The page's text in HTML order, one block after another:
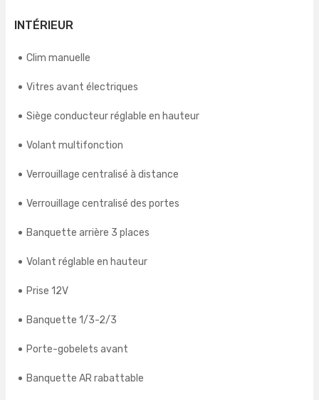
INTÉRIEUR
Clim manuelle
Vitres avant électriques
Siège conducteur réglable en hauteur
Volant multifonction
Verrouillage centralisé à distance
Verrouillage centralisé des portes
Banquette arrière 3 places
Volant réglable en hauteur
Prise 12V
Banquette 1/3-2/3
Porte-gobelets avant
Banquette AR rabattable